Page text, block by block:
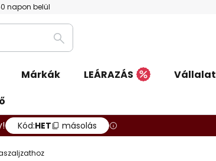
napon belül
Keresés
Márkák LEÁRAZÁS
Kód:HET másolás